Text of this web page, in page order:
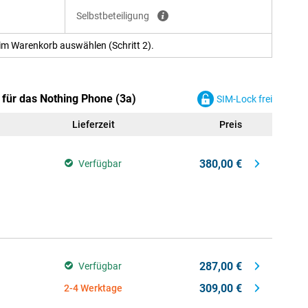
Selbstbeteiligung
Warenkorb auswählen (Schritt 2).
das Nothing Phone (3a) SIM-Lock frei
Lieferzeit Preis
Verfügbar 380,00 €
Verfügbar 287,00 €
2-4 Werktage 309,00 €